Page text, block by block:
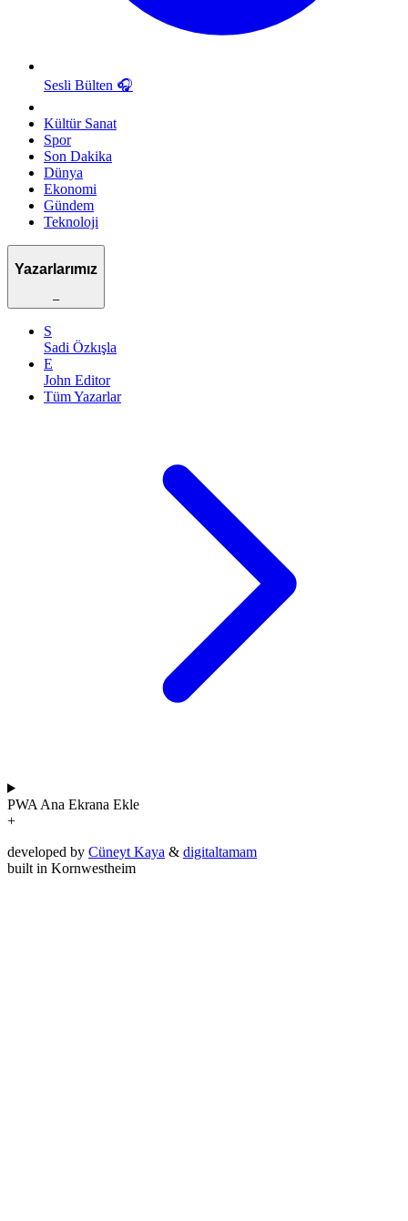
Sesli Bülten 🎧
Kültür Sanat
Spor
Son Dakika
Dünya
Ekonomi
Gündem
Teknoloji
Yazarlarımız
–
S
Sadi Özkışla
E
John Editor
Tüm Yazarlar
PWA Ana Ekrana Ekle
+
developed by Cüneyt Kaya & digitaltamam
built in Kornwestheim